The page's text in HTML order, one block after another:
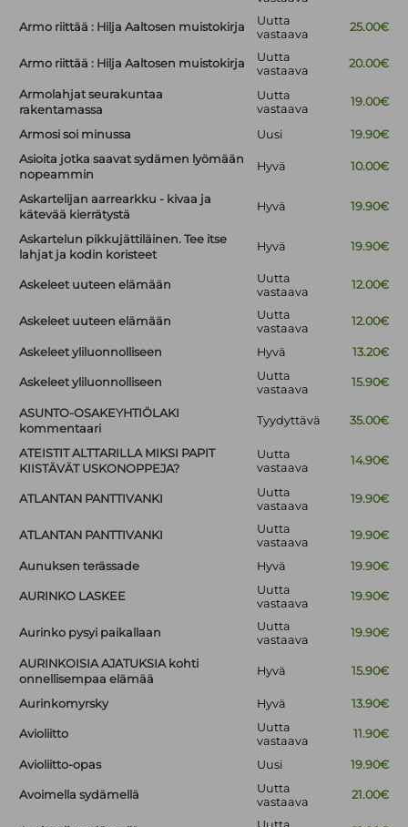
Armo riittää : Hilja Aaltosen muistokirja
Uutta
vastaava
25.00€
Armo riittää : Hilja Aaltosen muistokirja
Uutta
vastaava
20.00€
Armolahjat seurakuntaa
rakentamassa
Uutta
vastaava
19.00€
Armosi soi minussa Uusi
19.90€
Asioita jotka saavat sydämen lyömään
nopeammin
Hyvä 10.00€
Askartelijan aarrearkku - kivaa ja
kätevää kierrätystä
Hyvä 19.90€
Askartelun pikkujättiläinen. Tee itse
lahjat ja kodin koristeet
Hyvä 19.90€
Askeleet uuteen elämään
Uutta
vastaava
12.00€
Askeleet uuteen elämään
Uutta
vastaava
12.00€
Askeleet yliluonnolliseen Hyvä 13.20€
Askeleet yliluonnolliseen
Uutta
vastaava
15.90€
ASUNTO-OSAKEYHTIÖLAKI
kommentaari
Tyydyttävä 35.00€
ATEISTIT ALTTARILLA MIKSI PAPIT
KIISTÄVÄT USKONOPPEJA?
Uutta
vastaava
14.90€
ATLANTAN PANTTIVANKI
Uutta
vastaava
19.90€
ATLANTAN PANTTIVANKI
Uutta
vastaava
19.90€
Aunuksen terässade Hyvä 19.90€
AURINKO LASKEE
Uutta
vastaava
19.90€
Aurinko pysyi paikallaan
Uutta
vastaava
19.90€
AURINKOISIA AJATUKSIA kohti
onnellisempaa elämää
Hyvä 15.90€
Aurinkomyrsky Hyvä 13.90€
Avioliitto
Uutta
vastaava
11.90€
Avioliitto-opas Uusi 19.90€
Avoimella sydämellä
Uutta
vastaava
21.00€